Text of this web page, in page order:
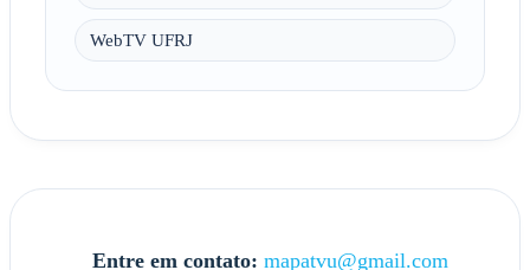
WebTV UFRJ
Entre em contato: mapatvu@gmail.com